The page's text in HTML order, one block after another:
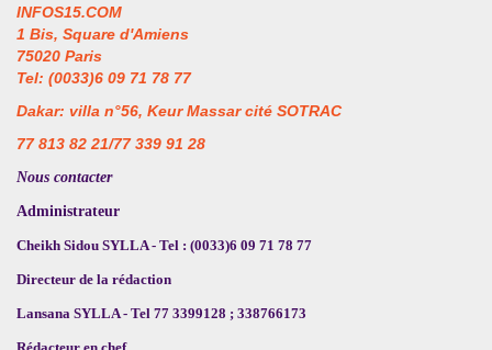
INFOS15.COM
1 Bis, Square d'Amiens
75020 Paris
Tel: (0033)6 09 71 78 77
Dakar: villa n°56, Keur Massar cité SOTRAC
77 813 82 21/77 339 91 28
Nous contacter
Administrateur
Cheikh Sidou SYLLA - Tel : (0033)6 09 71 78 77
Directeur de la rédaction
Lansana SYLLA - Tel 77 3399128 ; 338766173